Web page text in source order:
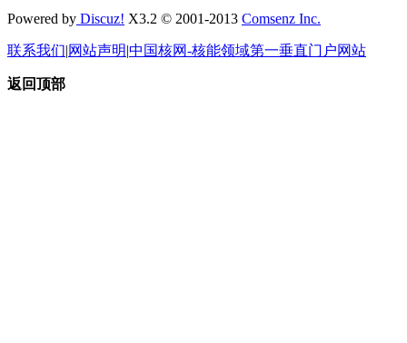
Powered by Discuz! X3.2 © 2001-2013 Comsenz Inc.
联系我们|网站声明|中国核网-核能领域第一垂直门户网站
返回顶部